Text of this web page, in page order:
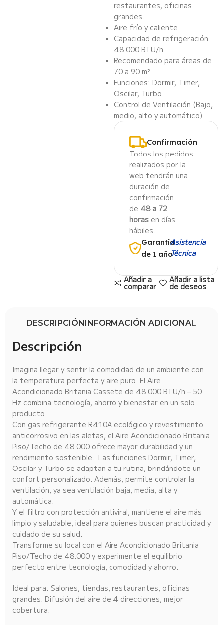
restaurantes, oficinas
grandes.
Aire frío y caliente
Capacidad de refrigeración
48.000 BTU/h
Recomendado para áreas de
70 a 90 m²
Funciones: Dormir, Timer,
Oscilar, Turbo
Control de Ventilación (Bajo,
medio, alto y automático)
Confirmación
Todos los pedidos
realizados por la
web tendrán una
duración de
confirmación
de 48 a 72
horasen días
hábiles.
Garantía
de 1 año
Asistencia
Técnica
Añadir a
comparar
Añadir a lista
de deseos
DESCRIPCIÓNINFORMACIÓN ADICIONAL
Descripción
Imagina llegar y sentir la comodidad de un ambiente con
la temperatura perfecta y aire puro. El Aire
Acondicionado Britania Cassete de 48.000 BTU/h – 50
Hz combina tecnología, ahorro y bienestar en un solo
producto.
Con gas refrigerante R410A ecológico y revestimiento
anticorrosivo en las aletas, el Aire Acondicionado Britania
Piso/Techo de 48.000 ofrece mayor durabilidad y un
rendimiento sostenible. Las funciones Dormir, Timer,
Oscilar y Turbo se adaptan a tu rutina, brindándote un
confort personalizado. Además, permite controlar la
ventilación, ya sea ventilación baja, media, alta y
automática.
Y el filtro con protección antiviral, mantiene el aire más
limpio y saludable, ideal para quienes buscan practicidad y
cuidado de su salud.
Transforme su local con el Aire Acondicionado Britania
Piso/Techo de 48.000 y experimente el equilibrio
perfecto entre tecnología, comodidad y ahorro.
Ideal para: Salones, tiendas, restaurantes, oficinas
grandes. Difusión del aire de 4 direcciones, mejor
cobertura.